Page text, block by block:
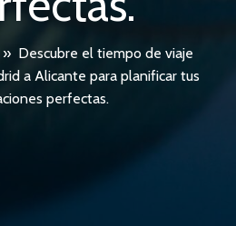
» Descubre el tiempo de viaje
a Alicante para planificar tus
perfectas.